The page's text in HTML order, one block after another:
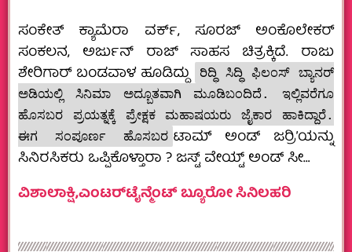
ಸಂಕೇತ್ ಕ್ಯಾಮೆರಾ ವರ್ಕ್, ಸೂರಜ್ ಅಂಕೊಲೇಕರ್
ಸಂಕಲನ, ಅರ್ಜುನ್ ರಾಜ್ ಸಾಹಸ ಚಿತ್ರಕ್ಕಿದೆ. ರಾಜು
ಶೇರಿಗಾರ್ ಬಂಡವಾಳ ಹೂಡಿದ್ದು ರಿದ್ಧಿ ಸಿದ್ಧಿ ಫಿಲಂಸ್ ಬ್ಯಾನರ್
ಅಡಿಯಲ್ಲಿ ಸಿನಿಮಾ ಅದ್ಬೂತವಾಗಿ ಮೂಡಿಬಂದಿದೆ. ಇಲ್ಲಿವರೆಗೂ
ಹೊಸಬರ ಪ್ರಯತ್ನಕ್ಕೆ ಪ್ರೇಕ್ಷಕ ಮಹಾಷಯರು ಜೈಕಾರ ಹಾಕಿದ್ದಾರೆ.
ಈಗ ಸಂಪೂರ್ಣ ಹೊಸಬರ ಟಾಮ್ ಅಂಡ್ ಜರ‍್ರಿ’ಯನ್ನು
ಸಿನಿರಸಿಕರು ಒಪ್ಪಿಕೊಳ್ತಾರಾ ? ಜಸ್ಟ್ ವೇಯ್ಟ್ ಅಂಡ್ ಸೀ…
ವಿಶಾಲಾಕ್ಷಿ,ಎಂಟರ್‌ಟೈನ್ಮೆಂಟ್ ಬ್ಯೂರೋ ಸಿನಿಲಹರಿ